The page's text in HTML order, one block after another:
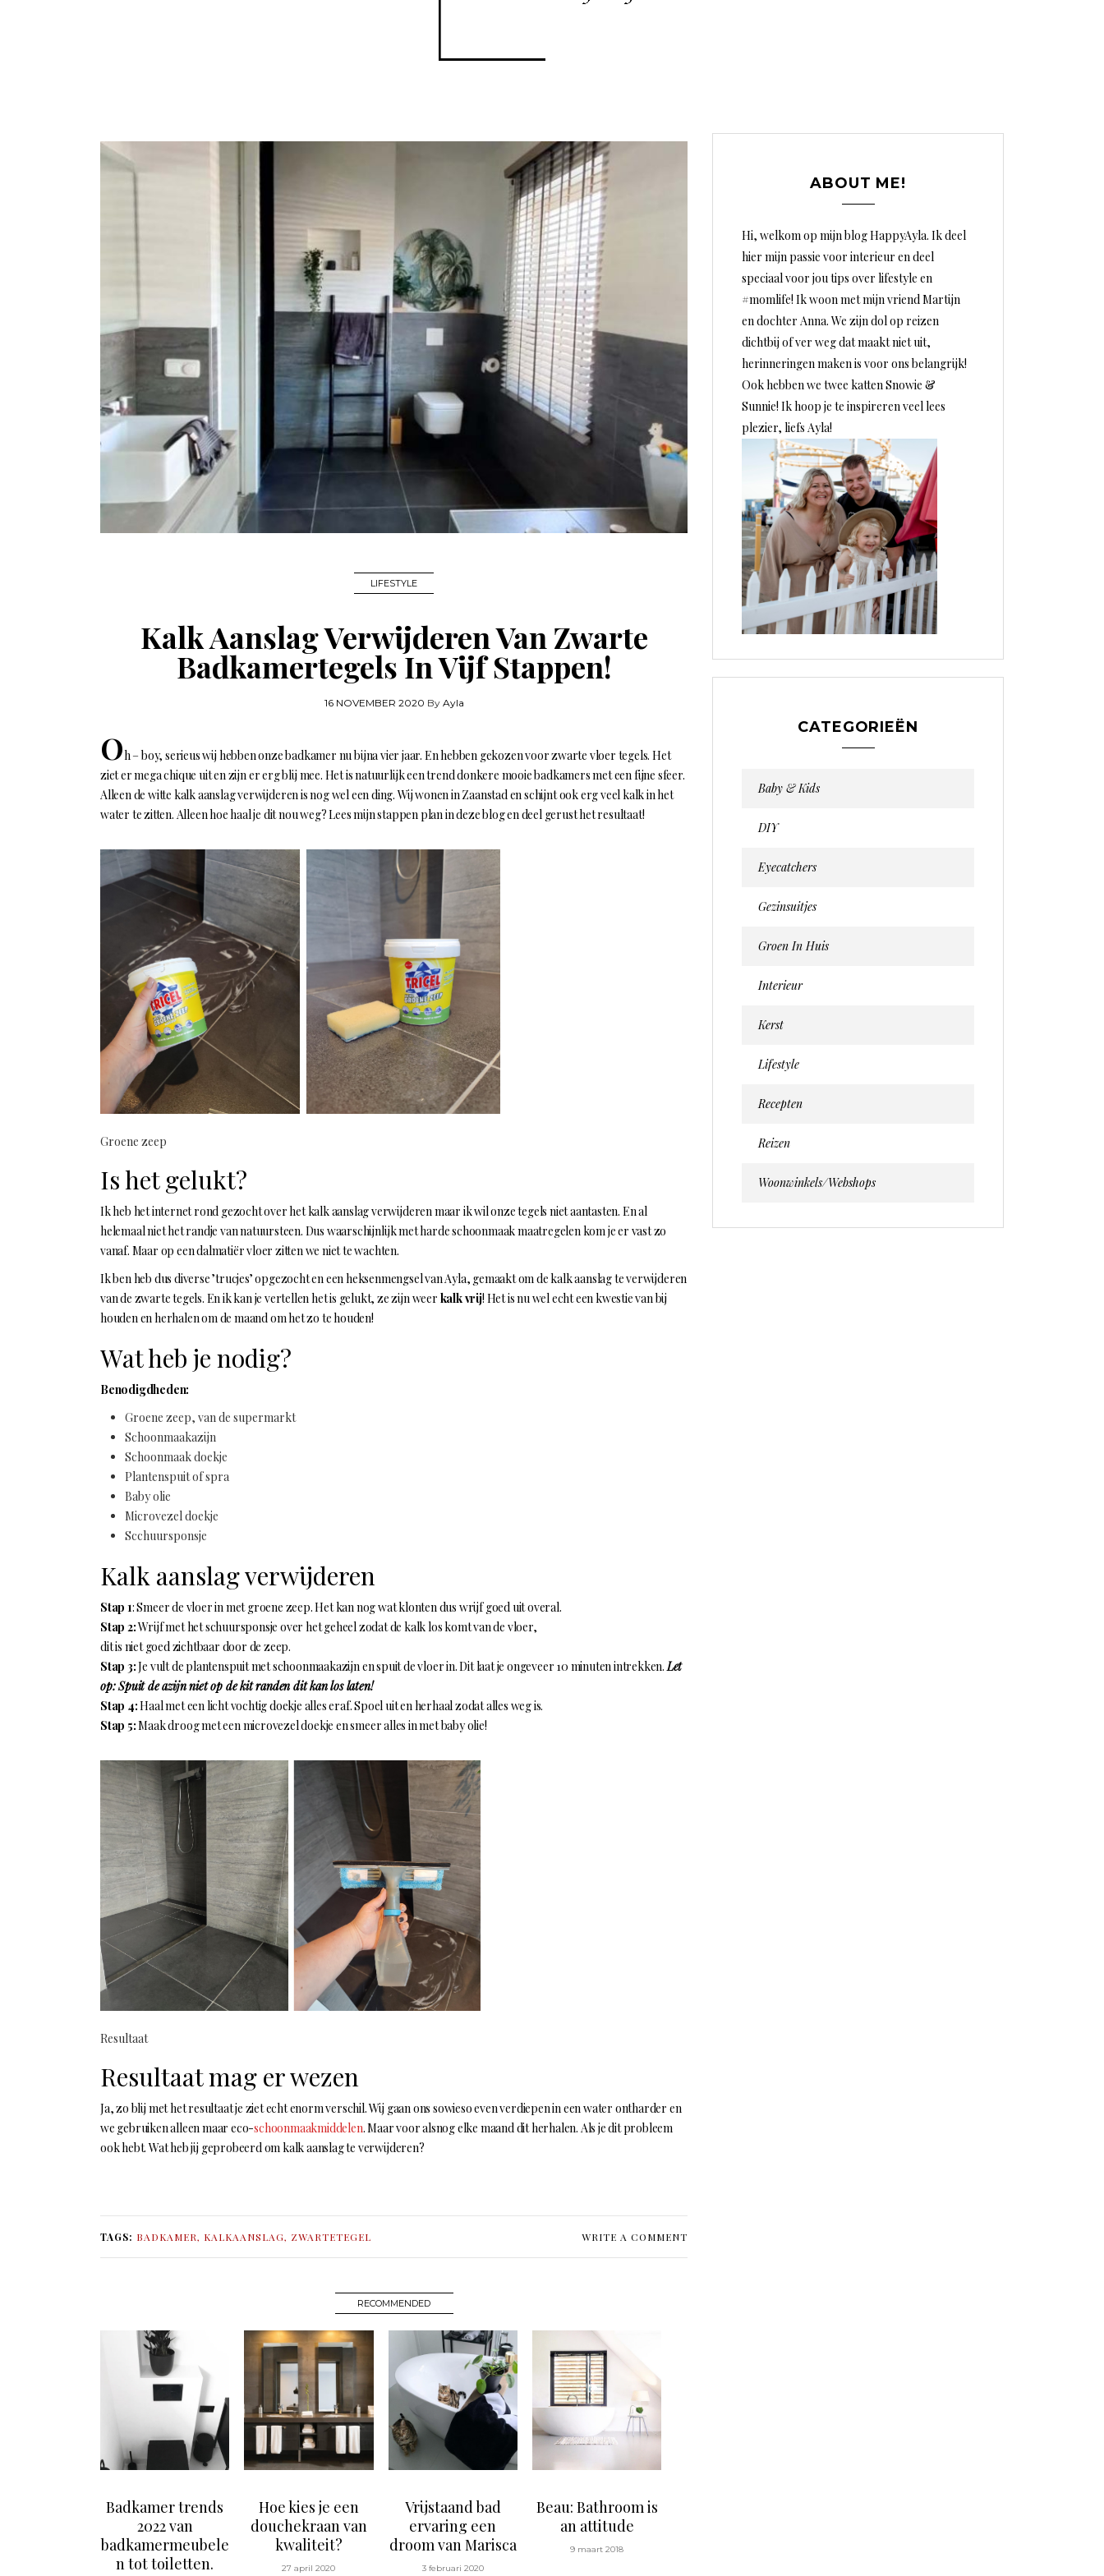
LIFESTYLE
Kalk Aanslag Verwijderen Van Zwarte
Badkamertegels In Vijf Stappen!
16 NOVEMBER 2020 By Ayla
Oh – boy, serieus wij hebben onze badkamer nu bijna vier jaar. En hebben gekozen voor zwarte vloer tegels. Het
ziet er mega chique uit en zijn er erg blij mee. Het is natuurlijk een trend donkere mooie badkamers met een fijne sfeer.
Alleen de witte kalk aanslag verwijderen is nog wel een ding. Wij wonen in Zaanstad en schijnt ook erg veel kalk in het
water te zitten. Alleen hoe haal je dit nou weg? Lees mijn stappen plan in deze blog en deel gerust het resultaat!
Groene zeep
Is het gelukt?
Ik heb het internet rond gezocht over het kalk aanslag verwijderen maar ik wil onze tegels niet aantasten. En al
helemaal niet het randje van natuursteen. Dus waarschijnlijk met harde schoonmaak maatregelen kom je er vast zo
vanaf. Maar op een dalmatiër vloer zitten we niet te wachten.
Ik ben heb dus diverse ’trucjes’ opgezocht en een heksenmengsel van Ayla, gemaakt om de kalk aanslag te verwijderen
van de zwarte tegels. En ik kan je vertellen het is gelukt, ze zijn weer kalk vrij! Het is nu wel echt een kwestie van bij
houden en herhalen om de maand om het zo te houden!
Wat heb je nodig?
Benodigdheden:
Groene zeep, van de supermarkt
Schoonmaakazijn
Schoonmaak doekje
Plantenspuit of spra
Baby olie
Microvezel doekje
Scchuursponsje
Kalk aanslag verwijderen
Stap 1: Smeer de vloer in met groene zeep. Het kan nog wat klonten dus wrijf goed uit overal.
Stap 2:Wrijf met het schuursponsje over het geheel zodat de kalk los komt van de vloer,
dit is niet goed zichtbaar door de zeep.
Stap 3:Je vult de plantenspuit met schoonmaakazijn en spuit de vloer in. Dit laat je ongeveer 10 minuten intrekken. Let
op: Spuit de azijn niet op de kit randen dit kan los laten!
Stap 4:Haal met een licht vochtig doekje alles eraf. Spoel uit en herhaal zodat alles weg is.
Stap 5:Maak droog met een microvezel doekje en smeer alles in met baby olie!
Resultaat
Resultaat mag er wezen
Ja, zo blij met het resultaat je ziet echt enorm verschil. Wij gaan ons sowieso even verdiepen in een water ontharder en
we gebruiken alleen maar eco-schoonmaakmiddelen. Maar voor alsnog elke maand dit herhalen. Als je dit probleem
ook hebt. Wat heb jij geprobeerd om kalk aanslag te verwijderen?
TAGS: BADKAMER, KALKAANSLAG, ZWARTETEGEL WRITE A COMMENT
RECOMMENDED
Badkamer trends
2022 van
badkamermeubele
n tot toiletten.
Hoe kies je een
douchekraan van
kwaliteit?
27 april 2020
Vrijstaand bad
ervaring een
droom van Marisca
3 februari 2020
Beau: Bathroom is
an attitude
9 maart 2018
ABOUT ME!
Hi, welkom op mijn blog HappyAyla. Ik deel
hier mijn passie voor interieur en deel
speciaal voor jou tips over lifestyle en
#momlife! Ik woon met mijn vriend Martijn
en dochter Anna. We zijn dol op reizen
dichtbij of ver weg dat maakt niet uit,
herinneringen maken is voor ons belangrijk!
Ook hebben we twee katten Snowie &
Sunnie! Ik hoop je te inspireren veel lees
plezier, liefs Ayla!
CATEGORIEËN
Baby & Kids
DIY
Eyecatchers
Gezinsuitjes
Groen In Huis
Interieur
Kerst
Lifestyle
Recepten
Reizen
Woonwinkels/webshops